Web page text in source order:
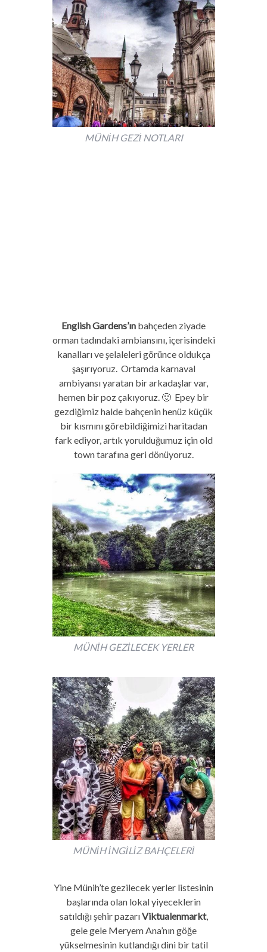
MÜNİH GEZİ NOTLARI
English Gardens’ın bahçeden ziyade
orman tadındaki ambiansını, içerisindeki
kanalları ve şelaleleri görünce oldukça
şaşırıyoruz. Ortamda karnaval
ambiyansı yaratan bir arkadaşlar var,
hemen bir poz çakıyoruz. 🙂 Epey bir
gezdiğimiz halde bahçenin henüz küçük
bir kısmını görebildiğimizi haritadan
fark ediyor, artık yorulduğumuz için old
town tarafına geri dönüyoruz.
MÜNİH GEZİLECEK YERLER
MÜNİH İNGİLİZ BAHÇELERİ
Yine Münih’te gezilecek yerler listesinin
başlarında olan lokal yiyeceklerin
satıldığı şehir pazarıViktualenmarkt,
gele gele Meryem Ana’nın göğe
yükselmesinin kutlandığı dini bir tatil